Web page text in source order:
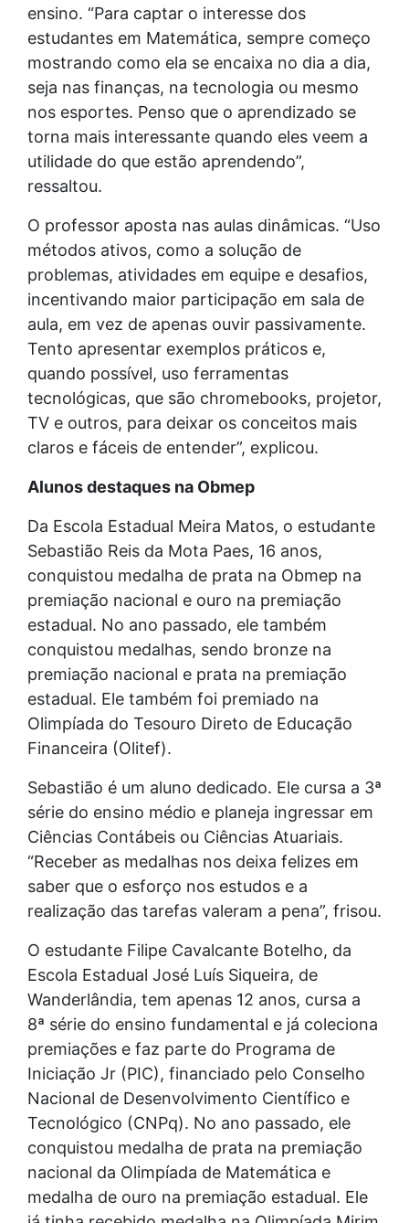
ensino. “Para captar o interesse dos
estudantes em Matemática, sempre começo
mostrando como ela se encaixa no dia a dia,
seja nas finanças, na tecnologia ou mesmo
nos esportes. Penso que o aprendizado se
torna mais interessante quando eles veem a
utilidade do que estão aprendendo”,
ressaltou.
O professor aposta nas aulas dinâmicas. “Uso
métodos ativos, como a solução de
problemas, atividades em equipe e desafios,
incentivando maior participação em sala de
aula, em vez de apenas ouvir passivamente.
Tento apresentar exemplos práticos e,
quando possível, uso ferramentas
tecnológicas, que são chromebooks, projetor,
TV e outros, para deixar os conceitos mais
claros e fáceis de entender”, explicou.
Alunos destaques na Obmep
Da Escola Estadual Meira Matos, o estudante
Sebastião Reis da Mota Paes, 16 anos,
conquistou medalha de prata na Obmep na
premiação nacional e ouro na premiação
estadual. No ano passado, ele também
conquistou medalhas, sendo bronze na
premiação nacional e prata na premiação
estadual. Ele também foi premiado na
Olimpíada do Tesouro Direto de Educação
Financeira (Olitef).
Sebastião é um aluno dedicado. Ele cursa a 3ª
série do ensino médio e planeja ingressar em
Ciências Contábeis ou Ciências Atuariais.
“Receber as medalhas nos deixa felizes em
saber que o esforço nos estudos e a
realização das tarefas valeram a pena”, frisou.
O estudante Filipe Cavalcante Botelho, da
Escola Estadual José Luís Siqueira, de
Wanderlândia, tem apenas 12 anos, cursa a
8ª série do ensino fundamental e já coleciona
premiações e faz parte do Programa de
Iniciação Jr (PIC), financiado pelo Conselho
Nacional de Desenvolvimento Científico e
Tecnológico (CNPq). No ano passado, ele
conquistou medalha de prata na premiação
nacional da Olimpíada de Matemática e
medalha de ouro na premiação estadual. Ele